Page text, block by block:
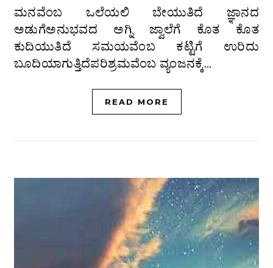
ಮನವೆಂಬ ಒಲೆಯಲಿ ಬೇಯುತಿದೆ ಜ್ಞಾನದ
ಅಡುಗೆಅನುಭವದ ಅಗ್ನಿ ಜ್ವಾಲೆಗೆ ಕೊತ ಕೊತ
ಕುದಿಯುತಿದೆ ಸಮಯವೆಂಬ ಕಟ್ಟಿಗೆ ಉರಿದು
ಬೂದಿಯಾಗುತ್ತಿದೆಪರಿಶ್ರಮವೆಂಬ ವ್ಯಂಜನಕ್ಕೆ…
READ MORE